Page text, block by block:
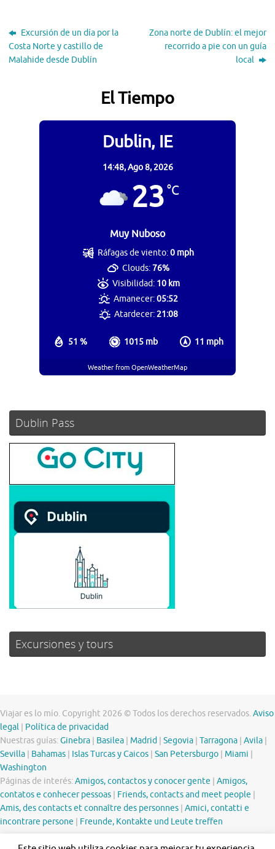
Excursión de un día por la
Costa Norte y castillo de
Malahide desde Dublín
Zona norte de Dublín: el mejor
recorrido a pie con un guía
local
El Tiempo
Dublin, IE
14:48,Ago 8, 2026
23°C
Muy Nuboso
51 % 1015 mb 11 mph
Ráfagas de viento:0 mph
Clouds:76%
Visibilidad: 10 km
Amanecer:05:52
Atardecer:21:08
Weather from OpenWeatherMap
Dublin Pass
Excursiones y tours
Viajar es lo mío. Copyright 2026 © Todos los derechos reservados.Aviso
legal
Política de privacidad
Nuestras guías:Ginebra Basilea Madrid Segovia Tarragona Avila
Sevilla
Bahamas Islas Turcas y Caicos San Petersburgo Miami
Washington
Páginas de interés:Amigos, contactos y conocer gente
Amigos,
contatos e conhecer pessoas
Friends, contacts and meet people
Amis, des contacts et connaître des personnes Amici, contatti e
incontrare persone
Freunde, Kontakte und Leute treffen